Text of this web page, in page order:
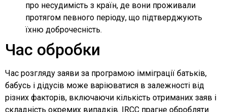
про несудимість з країн, де вони проживали
протягом певного періоду, що підтверджують
їхню доброчесність.
Час обробки
Час розгляду заяви за програмою імміграції батьків,
бабусь і дідусів може варіюватися в залежності від
різних факторів, включаючи кількість отриманих заяв і
складність окремих випадків. IRCC прагне обробляти